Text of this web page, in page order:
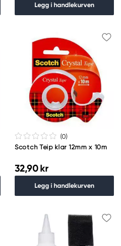
Legg i handlekurven
(0)
Scotch Teip klar 12mm x 10m
32,90 kr
Legg i handlekurven